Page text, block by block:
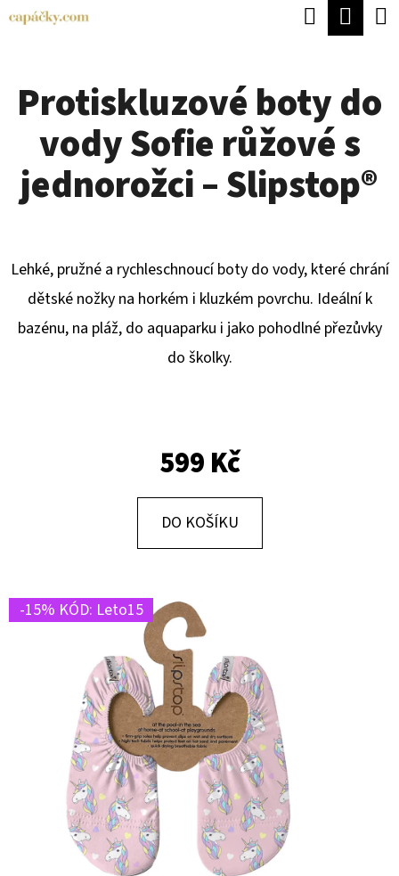
Přejít
Hledat
Protiskluzové boty do
vody Sofie růžové s
jednorožci – Slipstop®
Lehké, pružné a rychleschnoucí boty do vody, které chrání
dětské nožky na horkém i kluzkém povrchu. Ideální k
bazénu, na pláž, do aquaparku i jako pohodlné přezůvky
do školky.
599 Kč
DO KOŠÍKU
-15% KÓD: Leto15
K
C
P
O
Ř
B
T
HLEDAT